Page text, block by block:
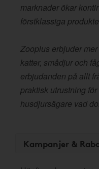
marknader ökar
förstklassiga
Zooplus erbjuder
katter, smådjur och
erbjudanden på allt
praktisk utrustning
husdjursägare vad
Kampanjer &